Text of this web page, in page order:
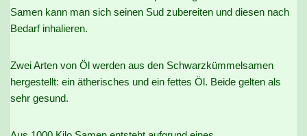
Samen kann man sich seinen Sud zubereiten und diesen nach
Bedarf inhalieren.
Zwei Arten von Öl werden aus den Schwarzkümmelsamen
hergestellt: ein ätherisches und ein fettes Öl. Beide gelten als
sehr gesund.